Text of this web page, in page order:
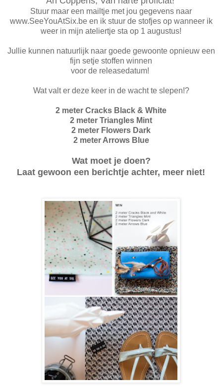
Stuur maar een mailtje met jou gegevens naar
www.SeeYouAtSix.be en ik stuur de stofjes op wanneer ik
weer in mijn ateliertje sta op 1 augustus!
Jullie kunnen natuurlijk naar goede gewoonte opnieuw een
fijn setje stoffen winnen
voor de releasedatum!
Wat valt er deze keer in de wacht te slepen!?
2 meter Cracks Black & White
2 meter Triangles Mint
2 meter Flowers Dark
2 meter Arrows Blue
Wat moet je doen?
Laat gewoon een berichtje achter, meer niet!